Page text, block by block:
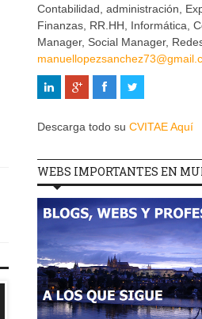
Contabilidad, administración,
Finanzas, RR.HH, Informática,
Manager, Social Manager,
Descarga todo su CVITAE Aquí
WEBS IMPORTANTES EN